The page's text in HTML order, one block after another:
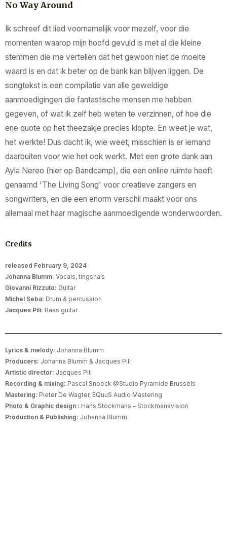
No Way Around
Ik schreef dit lied voornamelijk voor mezelf, voor die
momenten waarop mijn hoofd gevuld is met al die kleine
stemmen die me vertellen dat het gewoon niet de moeite
waard is en dat ik beter op de bank kan blijven liggen. De
songtekst is een compilatie van alle geweldige
aanmoedigingen die fantastische mensen me hebben
gegeven, of wat ik zelf heb weten te verzinnen, of hoe die
ene quote op het theezakje precies klopte. En weet je wat,
het werkte! Dus dacht ik, wie weet, misschien is er iemand
daarbuiten voor wie het ook werkt. Met een grote dank aan
Ayla Nereo (hier op Bandcamp), die een online ruimte heeft
genaamd 'The Living Song' voor creatieve zangers en
songwriters, en die een enorm verschil maakt voor ons
allemaal met haar magische aanmoedigende wonderwoorden.
Credits
released February 9, 2024
Johanna Blumm: Vocals, tingsha’s
Giovanni Rizzuto: Guitar
Michel Seba: Drum & percussion
Jacques Pili: Bass guitar
Lyrics & melody: Johanna Blumm
Producers: Johanna Blumm & Jacques Pili
Artistic director: Jacques Pili
Recording & mixing: Pascal Snoeck @Studio Pyramide Brussels
Mastering: Pieter De Wagter, EQuuS Audio Mastering
Photo & Graphic design : Hans Stockmans – Stockmansvision
Production & Publishing: Johanna Blumm